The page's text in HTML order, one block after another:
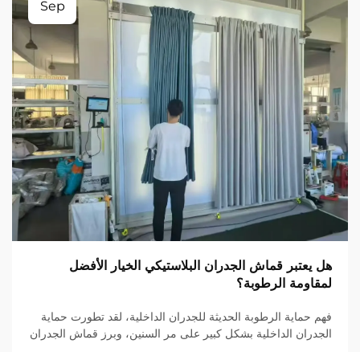
Sep
هل يعتبر قماش الجدران البلاستيكي الخيار الأفضل
لمقاومة الرطوبة؟
فهم حماية الرطوبة الحديثة للجدران الداخلية، لقد تطورت حماية
الجدران الداخلية بشكل كبير على مر السنين، وبرز قماش الجدران